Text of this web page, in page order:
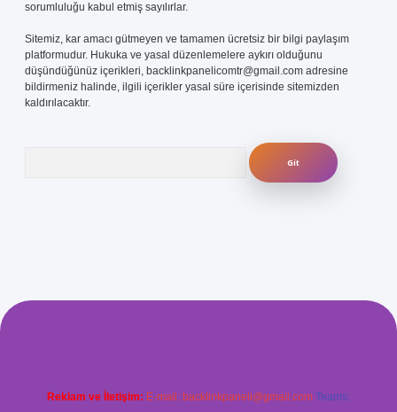
sorumluluğu kabul etmiş sayılırlar.
Sitemiz, kar amacı gütmeyen ve tamamen ücretsiz bir bilgi paylaşım
platformudur. Hukuka ve yasal düzenlemelere aykırı olduğunu
düşündüğünüz içerikleri, backlinkpanelicomtr@gmail.com adresine
bildirmeniz halinde, ilgili içerikler yasal süre içerisinde sitemizden
kaldırılacaktır.
Reklam ve İletişim: E-mail: backlinkpaneli@gmail.com Teams: